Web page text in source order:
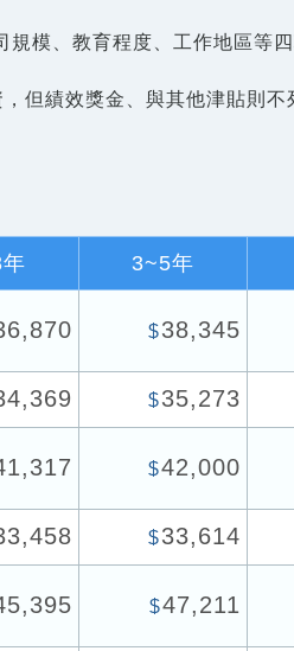
規模、教育程度、工作地區等
但績效獎金、與其他津貼則不
3~5年
$38,345
$35,273
$42,000
$33,614
$47,211